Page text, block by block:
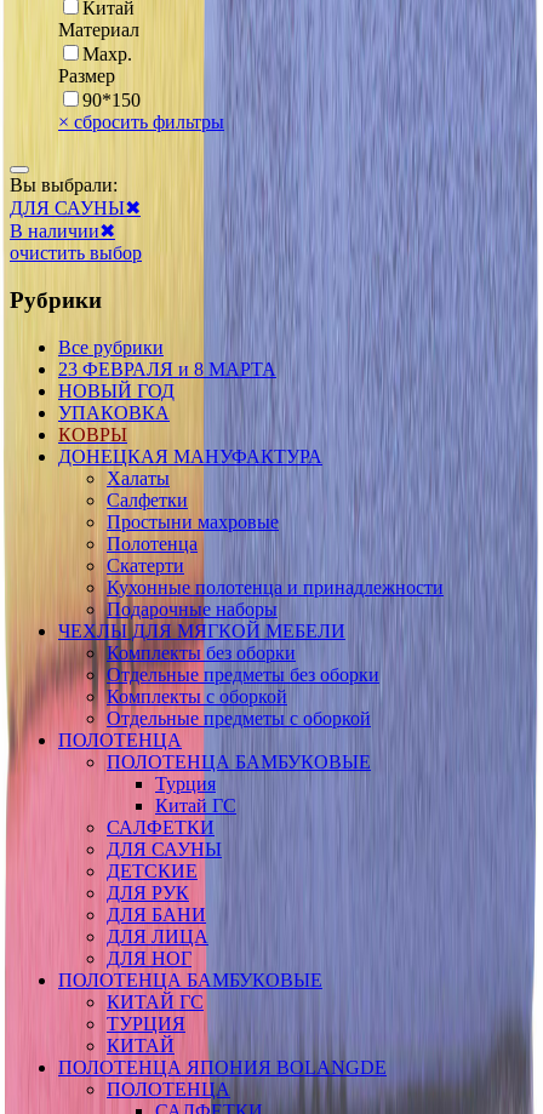
Китай
Материал
Махр.
Размер
90*150
× сбросить фильтры
Вы выбрали:
ДЛЯ САУНЫ✖
В наличии✖
очистить выбор
Рубрики
Все рубрики
23 ФЕВРАЛЯ и 8 МАРТА
НОВЫЙ ГОД
УПАКОВКА
КОВРЫ
ДОНЕЦКАЯ МАНУФАКТУРА
Халаты
Салфетки
Простыни махровые
Полотенца
Скатерти
Кухонные полотенца и принадлежности
Подарочные наборы
ЧЕХЛЫ ДЛЯ МЯГКОЙ МЕБЕЛИ
Комплекты без оборки
Отдельные предметы без оборки
Комплекты с оборкой
Отдельные предметы с оборкой
ПОЛОТЕНЦА
ПОЛОТЕНЦА БАМБУКОВЫЕ
Турция
Китай ГС
САЛФЕТКИ
ДЛЯ САУНЫ
ДЕТСКИЕ
ДЛЯ РУК
ДЛЯ БАНИ
ДЛЯ ЛИЦА
ДЛЯ НОГ
ПОЛОТЕНЦА БАМБУКОВЫЕ
КИТАЙ ГС
ТУРЦИЯ
КИТАЙ
ПОЛОТЕНЦА ЯПОНИЯ BOLANGDE
ПОЛОТЕНЦА